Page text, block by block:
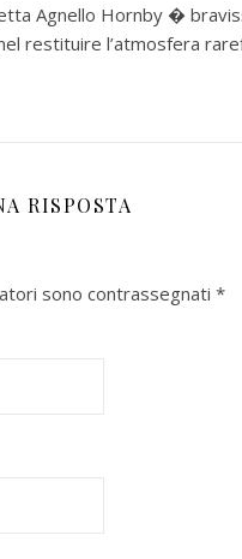
Agnello Hornby �
restituire l’atmosfera
RISPOSTA
sono contrassegnati *